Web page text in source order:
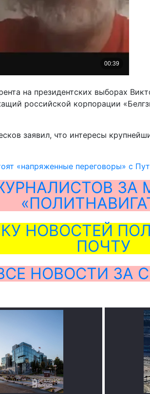
на президентских выборах
российской корпорации
заявил, что интересы
«напряженные переговоры» с
ЗА
НОВОСТЕЙ
ПОЧТУ
НОВОСТИ ЗА